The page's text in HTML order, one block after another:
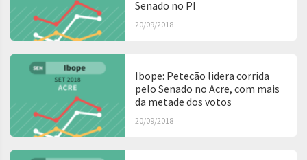
Senado no PI
20/09/2018
Ibope: Petecão lidera corrida
pelo Senado no Acre, com mais
da metade dos votos
20/09/2018